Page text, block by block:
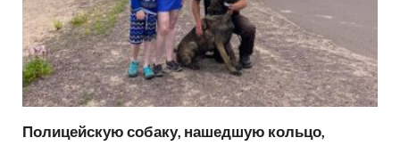
Полицейскую собаку, нашедшую кольцо,